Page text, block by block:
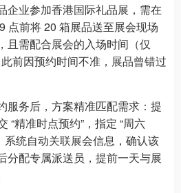
企业参加香港国际礼品展，需在
点前将 20 箱展品送至展会现场
且需配合展会的入场时间（仅
前因预约时间不准，展品曾错过
服务后，方案精准匹配需求：提
“精准时点预约”，指定 “周六
系统自动关联展会信息，确认该
分配专属派送员，提前一天与展